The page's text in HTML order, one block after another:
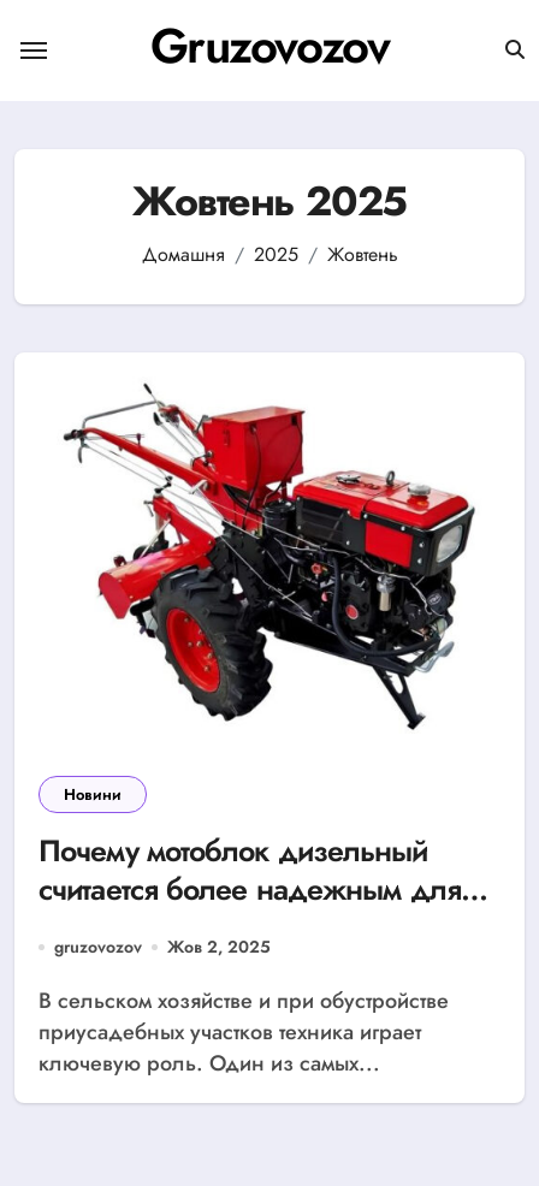
до
вмісту
Gruzovozov
Жовтень 2025
Домашня 2025 Жовтень
Новини
Почему мотоблок дизельный
считается более надежным для
gruzovozov Жов 2, 2025
В сельском хозяйстве и при обустройстве
приусадебных участков техника играет
ключевую роль. Один из самых...